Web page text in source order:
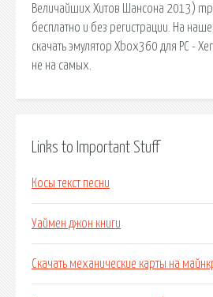
Величайших Хитов Шансона 2013)
бесплатно и без регистрации. На
скачать эмулятор Xbox360 для PC -
не на самых.
Links to Important Stuff
Косы текст песни
Уаймен джон книги
Скачать механические карты на